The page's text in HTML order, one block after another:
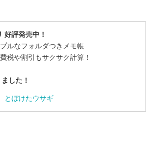
好評発売中！
ルなフォルダつきメモ帳
税や割引もサクサク計算！
した！
とぼけたウサギ